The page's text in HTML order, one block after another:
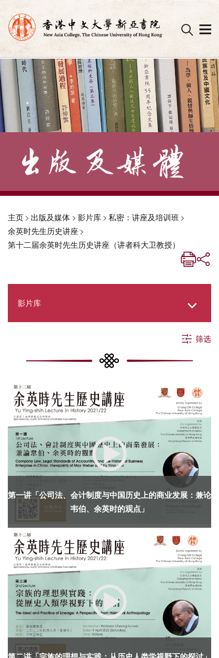
Skip
to
content
主页> 出版及媒体 > 影片库> 私密：讲座及培训班>
余英时先生历史讲座 >
第十二届余英时先生历史讲座（讲者科大卫教授）
影片库
社交媒体专栏
《新亚简讯》
《新亚书院概览》
其他书院出版
新亚影集
筛选
第一讲「公司法、会计制度与中国历史上的商业发展：兼论
韦伯、余英时的观点」